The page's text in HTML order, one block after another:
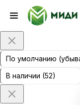
По умолчанию
В наличии (52)